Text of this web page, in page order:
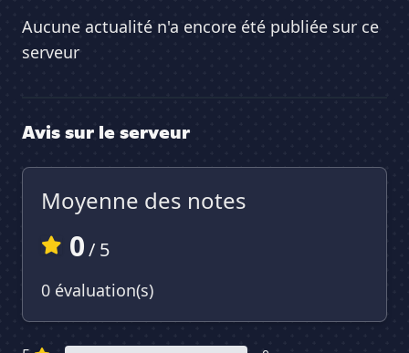
Aucune actualité n'a encore été publiée sur ce
serveur
Avis sur le serveur
Moyenne des notes
0/ 5
0 évaluation(s)